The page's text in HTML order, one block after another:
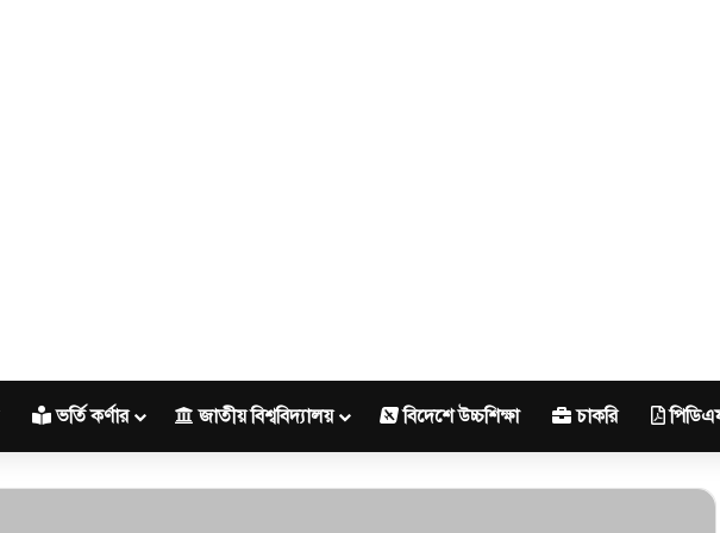
ভর্তি কর্ণার জাতীয় বিশ্ববিদ্যালয় বিদেশে উচ্চশিক্ষা চাকরি